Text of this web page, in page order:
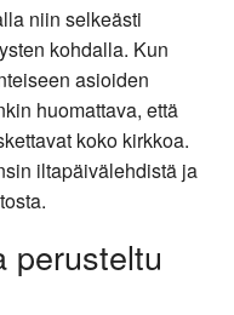
niin selkeästi
kohdalla. Kun
asioiden
huomattava, että
koko kirkkoa.
iltapäivälehdistä ja
perusteltu